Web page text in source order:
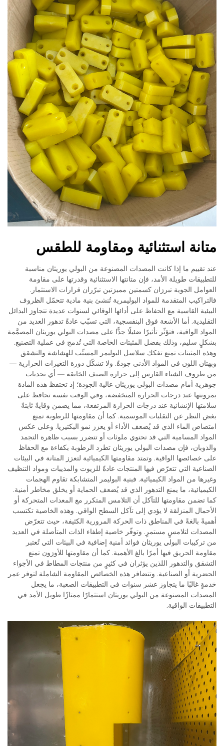
متانة استثنائية ومقاومة للطقس
عند تقييم ما إذا كانت المصدات المصنوعة من البولي يوريثان مناسبة
للتطبيقات طويلة الأمد، فإن متانتها الاستثنائية وقدرتها على مقاومة
العوامل الجوية تبرزان كسمتين مميزتين تبرّران قرارات الاستثمار.
فالتراكيب المتقدمة للمواد البوليمرية تُنشئ بنية مادية تتحمّل الظروف
البيئية القاسية مع الحفاظ على أدائها الوقائي لسنوات عديدة تتجاوز البدائل
التقليدية. أما الأشعة فوق البنفسجية، التي تسبّب عادةً تدهور العديد من
المواد الواقية، فتؤثّر تأثيرًا ضئيلًا جدًّا على مصدات البولي يوريثان المصمَّمة
بشكلٍ سليم، وذلك بفضل المثبتات الخاصة التي تُدمج في عملية التصنيع.
وهذه المثبتات تمنع تفكك سلاسل البوليمر المسبِّب للهشاشة والتشقق
وبهتان اللون في المواد الأدنى جودةً. ولا تشكّل دورة التغيرات الحرارية —
من ظروف الشتاء القارس إلى حرارة الصيف الخانقة — أي تحديات
جوهرية أمام مصدات البولي يوريثان عالية الجودة؛ إذ تحتفظ هذه المادة
بمرونتها عند درجات الحرارة المنخفضة، وفي الوقت نفسه تحافظ على
سلامتها الإنشائية عند درجات الحرارة المرتفعة، مما يضمن وقايةً ثابتةً
بغض النظر عن التقلبات الموسمية. كما أن مقاومتها للرطوبة تمنع
امتصاص الماء الذي قد يُضعف الأداء أو يعزز نمو البكتيريا. وعلى عكس
المواد المسامية التي قد تحتوي ملوثات أو تتضرر بسبب ظاهرة التجمد
والذوبان، فإن مصدات البولي يوريثان تطرد الرطوبة بكفاءة مع الحفاظ
على خصائصها الواقية. وتمتد مقاومتها الكيميائية لتعزز المتانة في البيئات
الصناعية التي تتعرّض فيها المنتجات عادةً للزيوت والمذيبات ومواد التنظيف
وغيرها من المواد الكيميائية. فبنية البوليمر المتشابكة تقاوم الهجمات
الكيميائية، ما يمنع التدهور الذي قد يُضعف الحماية أو يخلق مخاطر أمنية.
كما تضمن مقاومتها للتآكل أن التلامس المتكرر مع المعدات المتحركة أو
الأحمال المنزلقة لا يؤدي إلى تآكل السطح الواقي. وهذه الخاصية تكتسب
أهميةً بالغةً في المناطق ذات الحركة المرورية الكثيفة، حيث تتعرّض
المصدات لتلامسٍ مستمرٍ. وتوفّر خاصية إطفاء الذات المتأصلة في العديد
من تركيبات البولي يوريثان فوائد أمنية إضافية في البيئات التي تُعتبر
مقاومة الحريق فيها أمرًا بالغ الأهمية. كما أن مقاومتها للأوزون تمنع
التشقق والتدهور اللذين يؤثران في كثيرٍ من منتجات المطاط في الأجواء
الحضرية أو الصناعية. وتتضافر هذه الخصائص المقاومة الشاملة لتوفر عمر
خدمةٍ غالبًا ما يتجاوز عشر سنوات في التطبيقات الصعبة، ما يجعل
المصدات المصنوعة من البولي يوريثان استثمارًا ممتازًا طويل الأمد في
التطبيقات الواقية.